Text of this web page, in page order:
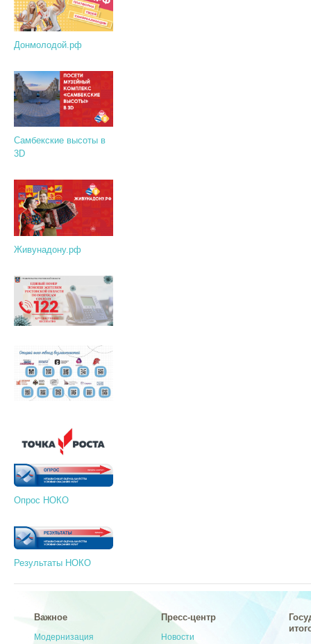
Донмолодой.рф
Самбекские высоты в
3D
Живунадону.рф
Опрос НОКО
Результаты НОКО
Важное
Модернизация
Пресс-центр
Новости